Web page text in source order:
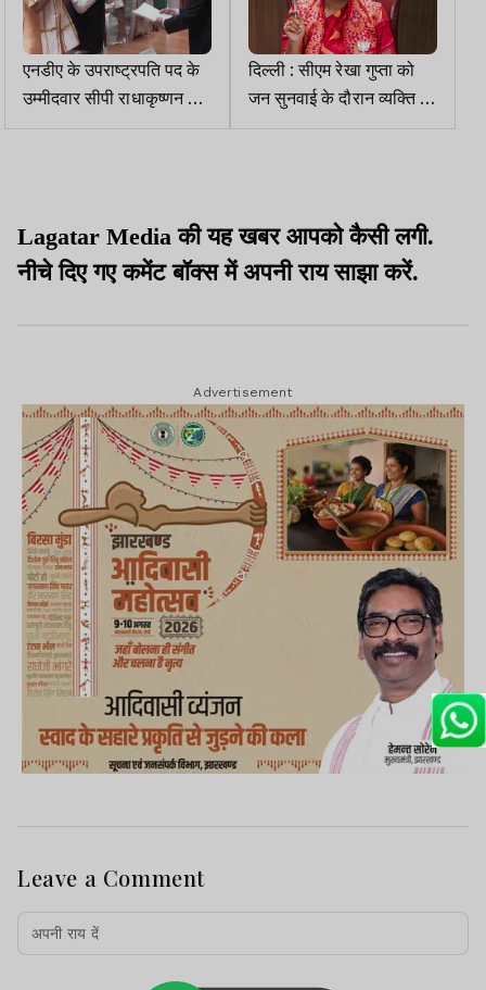
एनडीए के उपराष्ट्रपति पद के
उम्मीदवार सीपी राधाकृष्णन ने
नामांकन पत्र दाखिल किया
दिल्ली : सीएम रेखा गुप्ता को
जन सुनवाई के दौरान व्यक्ति ने
मारा थप्पड़, आरोपी हिरासत में
Lagatar Media की यह खबर आपको कैसी लगी.
नीचे दिए गए कमेंट बॉक्स में अपनी राय साझा करें.
Advertisement
Leave a Comment